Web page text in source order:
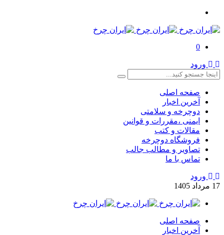
0
ورود
صفحه اصلی
آخرین اخبار
دوچرخه و سلامتی
ایمنی ،مقررات و قوانین
مقالات و کتب
فروشگاه دوچرخه
تصاویر و مطالب جالب
تماس با ما
ورود
17 مرداد 1405
صفحه اصلی
آخرین اخبار